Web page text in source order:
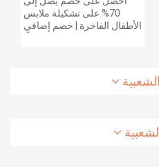
70% على تشكيلة ملابس
الأطفال الفاخرة | خصم إضافي